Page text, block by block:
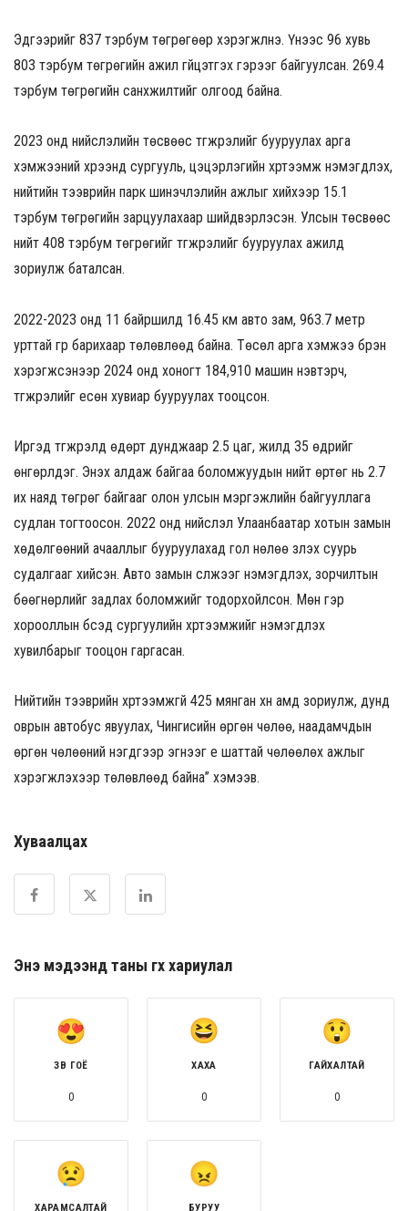
Эдгээрийг 837 тэрбум төгрөгөөр хэрэгжүүлнэ. Үүнээс 96 хувь
803 тэрбум төгрөгийн ажил гүйцэтгэх гэрээг байгуулсан. 269.4
тэрбум төгрөгийн санхүүжилтийг олгоод байна.
2023 онд нийслэлийн төсвөөс түгжрэлийг бууруулах арга
хэмжээний хүрээнд сургууль, цэцэрлэгийн хүртээмж нэмэгдүүлэх,
нийтийн тээврийн парк шинэчлэлийн ажлыг хийхээр 15.1
тэрбум төгрөгийн зарцуулахаар шийдвэрлэсэн. Улсын төсвөөс
нийт 408 тэрбум төгрөгийг түгжрэлийг бууруулах ажилд
зориулж баталсан.
2022-2023 онд 11 байршилд 16.45 км авто зам, 963.7 метр
урттай гүүр барихаар төлөвлөөд байна. Төсөл арга хэмжээ бүрэн
хэрэгжсэнээр 2024 онд хоногт 184,910 машин нэвтэрч,
түгжрэлийг есөн хувиар бууруулах тооцсон.
Иргэд түгжрэлд өдөрт дунджаар 2.5 цаг, жилд 35 өдрийг
өнгөрүүлдэг. Энэхүү алдаж байгаа боломжуудын нийт өртөг нь 2.7
их наяд төгрөг байгааг олон улсын мэргэжлийн байгууллага
судлан тогтоосон. 2022 онд нийслэл Улаанбаатар хотын замын
хөдөлгөөний ачааллыг бууруулахад гол нөлөө үзүүлэх суурь
судалгааг хийсэн. Авто замын сүлжээг нэмэгдүүлэх, зорчилтын
бөөгнөрлийг задлах боломжийг тодорхойлсон. Мөн гэр
хорооллын бүсэд сургуулийн хүртээмжийг нэмэгдүүлэх
хувилбарыг тооцон гаргасан.
Нийтийн тээврийн хүртээмжгүй 425 мянган хүн амд зориулж, дунд
оврын автобус явуулах, Чингисийн өргөн чөлөө, наадамчдын
өргөн чөлөөний нэгдүгээр эгнээг үе шаттай чөлөөлөх ажлыг
хэрэгжүүлэхээр төлөвлөөд байна” хэмээв.
Хуваалцах
Энэ мэдээнд таны өгөх хариулал
ЗӨВ ГОЁ
0
ХАХА
0
ГАЙХАЛТАЙ
0
ХАРАМСАЛТАЙ БУРУУ